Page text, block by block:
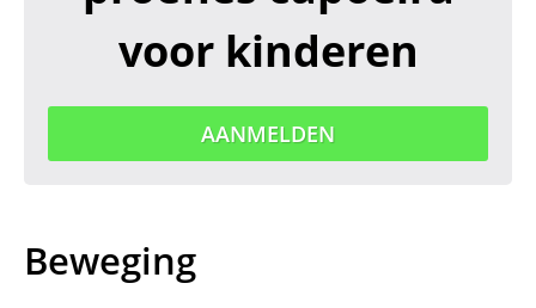
voor kinderen
AANMELDEN
Beweging